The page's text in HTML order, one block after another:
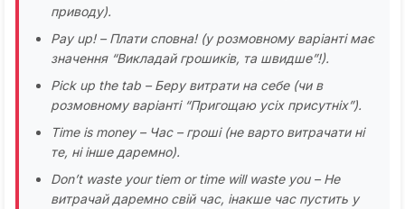
приводу).
Pay up! – Плати сповна! (у розмовному варіанті має
значення “Викладай грошиків, та швидше”!).
Pick up the tab – Беру витрати на себе (чи в
розмовному варіанті “Пригощаю усіх присутніх”).
Time is money – Час – гроші (не варто витрачати ні
те, ні інше даремно).
Don’t waste your tiem or time will waste you – Не
витрачай даремно свій час, інакше час пустить у